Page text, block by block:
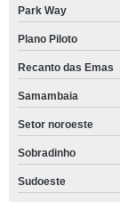
Park Way
Plano Piloto
Recanto das Emas
Samambaia
Setor noroeste
Sobradinho
Sudoeste